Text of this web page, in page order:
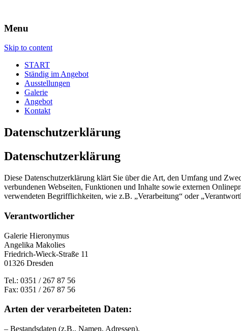
Menu
Skip to content
START
Ständig im Angebot
Ausstellungen
Galerie
Angebot
Kontakt
Datenschutzerklärung
Datenschutzerklärung
Diese Datenschutzerklärung klärt Sie über die Art, den Umfang und
verbundenen Webseiten, Funktionen und Inhalte sowie externen
verwendeten Begrifflichkeiten, wie z.B. „Verarbeitung“ oder
Verantwortlicher
Galerie Hieronymus
Angelika Makolies
Friedrich-Wieck-Straße 11
01326 Dresden
Tel.: 0351 / 267 87 56
Fax: 0351 / 267 87 56
Arten der verarbeiteten Daten:
– Bestandsdaten (z.B., Namen, Adressen).